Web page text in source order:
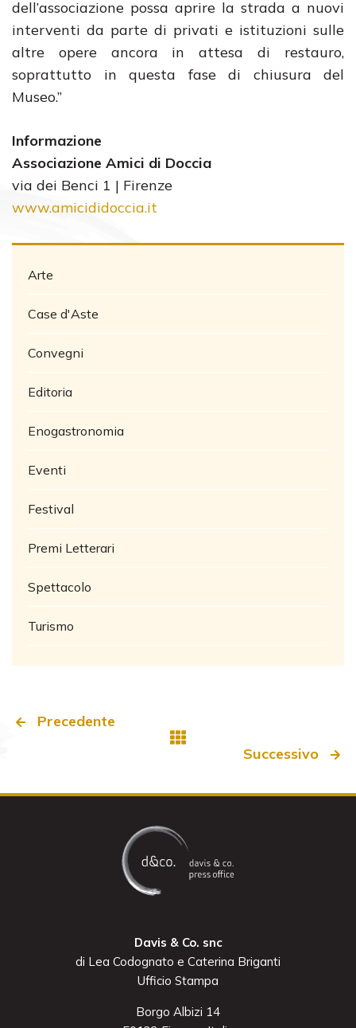
dell’associazione possa aprire la strada a nuovi
interventi da parte di privati e istituzioni sulle
altre opere ancora in attesa di restauro,
soprattutto in questa fase di chiusura del
Museo.”
​Informazione
Associazione Amici di Doccia
​via dei Benci 1 | Firenze
www.amicididoccia.it
Arte
Case d'Aste
Convegni
Editoria
Enogastronomia
Eventi
Festival
Premi Letterari
Spettacolo
Turismo
Precedente
Successivo
Davis & Co. snc
di Lea Codognato e Caterina Briganti
Ufficio Stampa
Borgo Albizi 14